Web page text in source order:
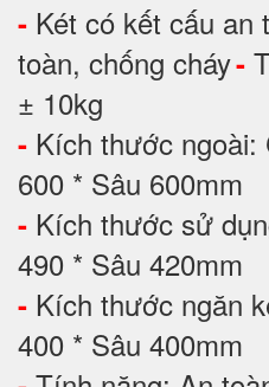
- Két có kết cấu an
toàn, chống cháy-
± 10kg
- Kích thước ngoài:
600 * Sâu 600mm
- Kích thước sử
490 * Sâu 420mm
- Kích thước ngăn
400 * Sâu 400mm